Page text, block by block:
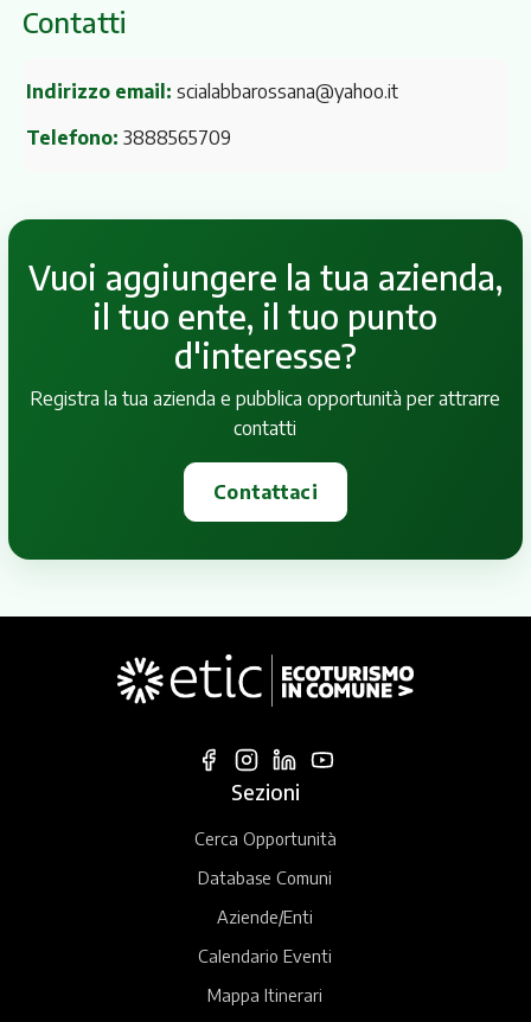
Contatti
Indirizzo email: scialabbarossana@yahoo.it
Telefono: 3888565709
Vuoi aggiungere la tua azienda,
il tuo ente, il tuo punto
d'interesse?
Registra la tua azienda e pubblica opportunità per attrarre
contatti
Contattaci
Sezioni
Cerca Opportunità
Database Comuni
Aziende/Enti
Calendario Eventi
Mappa Itinerari